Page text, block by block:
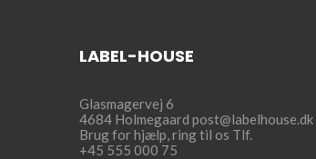
LABEL-HOUSE
Glasmagervej 6
4684 Holmegaard post@labelhouse.dk
Brug for hjælp,ring til os Tlf.
+45 555 000 75